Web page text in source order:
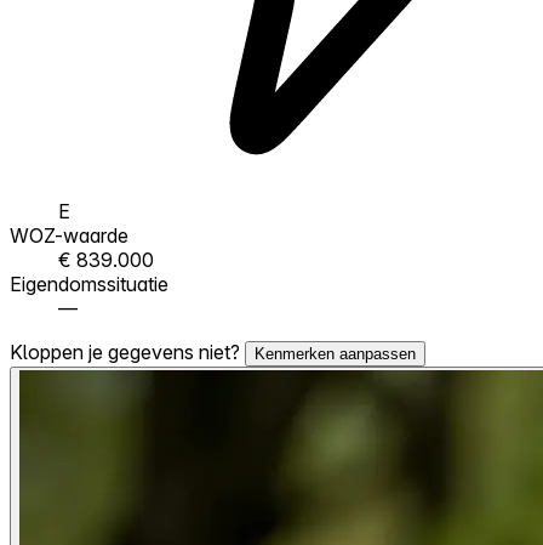
E
WOZ-waarde
€ 839.000
Eigendomssituatie
—
Kloppen je gegevens niet?
Kenmerken aanpassen